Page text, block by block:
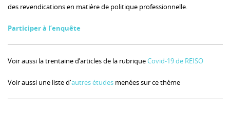
des revendications en matière de politique professionnelle.
Participer à l’enquête
Voir aussi la trentaine d’articles de la rubriqueCovid-19 de REISO
Voir aussi une liste d'autres études menées sur ce thème